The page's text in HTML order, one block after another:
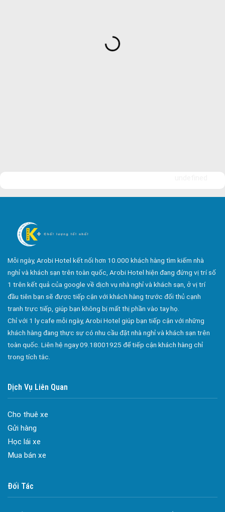
Mỗi ngày, Arobi Hotel kết nối hơn 10.000 khách hàng tìm kiếm nhà
nghỉ và khách sạn trên toàn quốc, Arobi Hotel hiện đang đứng vị trí số
1 trên kết quả của google về dịch vụ nhà nghỉ và khách sạn, ở vị trí
đầu tiên bạn sẽ được tiếp cận với khách hàng trước đối thủ cạnh
tranh trực tiếp, giúp bạn không bị mất thị phần vào tay họ.
Chỉ với 1 ly cafe mỗi ngày, Arobi Hotel giúp bạn tiếp cận với những
khách hàng đang thực sự có nhu cầu đặt nhà nghỉ và khách sạn trên
toàn quốc. Liên hệ ngay 09.18001925 để tiếp cận khách hàng chỉ
trong tích tắc.
Dịch Vụ Liên Quan
Cho thuê xe
Gửi hàng
Học lái xe
Mua bán xe
Đối Tác
Đa dạng màu sắc cửa nhôm – Tối ưu màu sắc Kiến Trúc
Cửa nhôm chống gió mưa – Hiên ngang giữa thời tiết khắc
Cửa nhôm kín nước kín khí – Bình yên với những tác nhân bên
ngoài